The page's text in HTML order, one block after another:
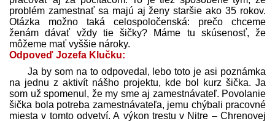
problém zamestnať sa majú aj ženy staršie ako 35 rokov.
Otázka možno taká celospoločenská: prečo chceme
ženám dávať vždy tie šičky? Máme tu skúsenosť, že
môžeme mať vyššie nároky.
Odpoveď Jozefa Klučku:
Ja by som na to odpovedal, lebo toto je asi poznámka
na jednu z aktivít nášho projektu, kde bol kurz šička. Ja
som už spomenul, že my sme aj zamest­návateľ. Povolanie
šička bola potreba zamest­návateľa, jemu chýbali pracovné
miesta v tomto odvetví. A výkon trestu v Nitre – Chrenovej